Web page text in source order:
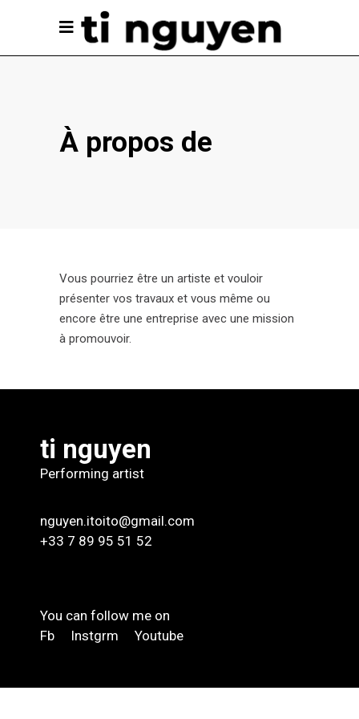
À propos de
Vous pourriez être un artiste et vouloir
présenter vos travaux et vous même ou
encore être une entreprise avec une mission
à promouvoir.
ti nguyen
Performing artist
nguyen.itoito@gmail.com
+33 7 89 95 51 52
You can follow me on
Fb
Instgrm Youtube